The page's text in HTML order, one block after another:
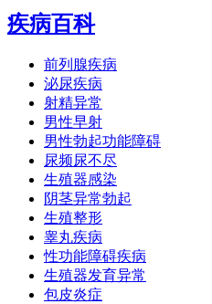
疾病百科
前列腺疾病
泌尿疾病
射精异常
男性早射
男性勃起功能障碍
尿频尿不尽
生殖器感染
阴茎异常勃起
生殖整形
睾丸疾病
性功能障碍疾病
生殖器发育异常
包皮炎症